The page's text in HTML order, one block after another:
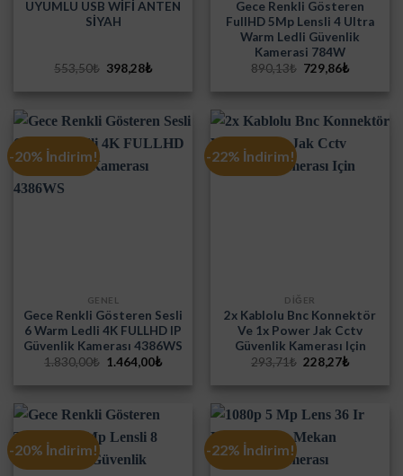
UYUMLU USB WİFİ ANTEN
SİYAH
553,50₺ Orijinal
fiyat:
553,50₺.
398,28₺Şu
fiyat:
Gece Renkli Gösteren
FullHD 5Mp Lensli 4 Ultra
Warm Ledli Güvenlik
Kamerasi 784W
890,13₺ Orijinal
fiyat:
890,13₺.
729,86₺Şu
fiyat:
-20% İndirim!
GENEL
Gece Renkli Gösteren Sesli
6 Warm Ledli 4K FULLHD IP
Güvenlik Kamerası 4386WS
1.830,00₺ Orijinal
1.830,00₺.
1.464,00₺Şu
fiyat:
-22% İndirim!
DİĞER
2x Kablolu Bnc Konnektör
Ve 1x Power Jak Cctv
Güvenlik Kamerası Için
293,71₺ Orijinal
fiyat:
293,71₺.
228,27₺Şu
fiyat:
-20% İndirim! -22% İndirim!